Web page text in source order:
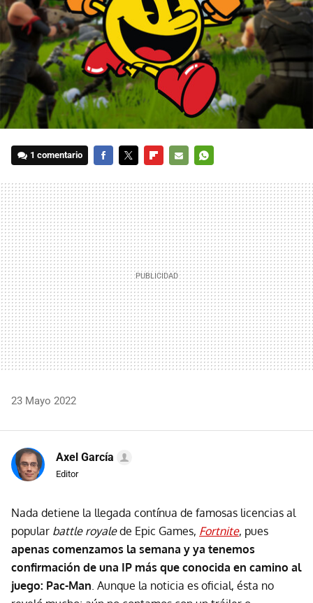
1 comentario
MAIL
23 Mayo 2022
Axel García
Editor
Nada detiene la llegada contínua de famosas licencias al
popular battle royalede Epic Games, Fortnite, pues
apenas comenzamos la semana y ya tenemos
confirmación de una IP más que conocida en camino al
juego: Pac-Man . Aunque la noticia es oficial, ésta no